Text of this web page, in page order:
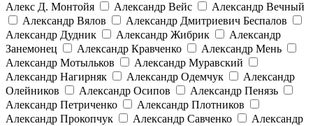
Алекс Д. Монтойя
Александр Вейс
Александр Вечный
Александр Вялов
Александр Дмитриевич Беспалов
Александр Дудник
Александр Жибрик
Александр
Занемонец
Александр Кравченко
Александр Мень
Александр Мотыльков
Александр Муравский
Александр Нагирняк
Александр Одемчук
Александр
Олейников
Александр Осипов
Александр Пенязь
Александр Петриченко
Александр Плотников
Александр Прокопчук
Александр Савченко
Александр